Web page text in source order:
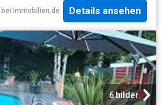
bei Immobilien.de Details ansehen
6 bilder